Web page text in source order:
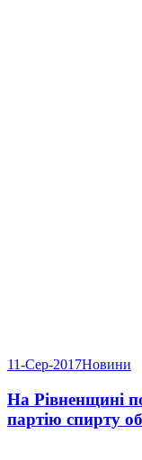
11-Сер-2017Новини
На Рівненщині
партію спирту